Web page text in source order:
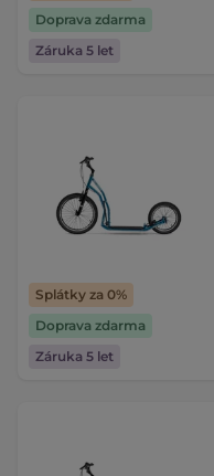
Doprava zdarma
Záruka 5 let
Splátky za 0%
Doprava zdarma
Záruka 5 let